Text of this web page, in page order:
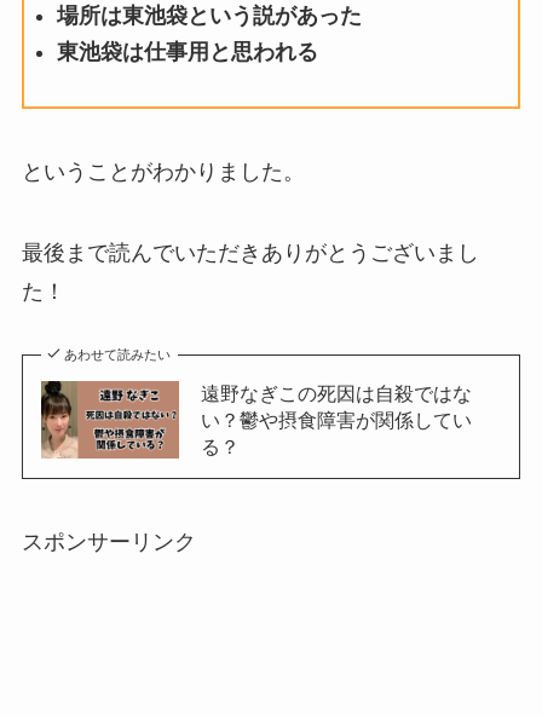
場所は東池袋という説があった
東池袋は仕事用と思われる
ということがわかりました。
最後まで読んでいただきありがとうございまし
た！
あわせて読みたい
遠野なぎこの死因は自殺ではな
い？鬱や摂食障害が関係してい
る？
スポンサーリンク